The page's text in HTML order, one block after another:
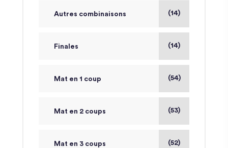
Autres combinaisons (14)
Finales (14)
Mat en 1 coup (54)
Mat en 2 coups (53)
Mat en 3 coups (52)